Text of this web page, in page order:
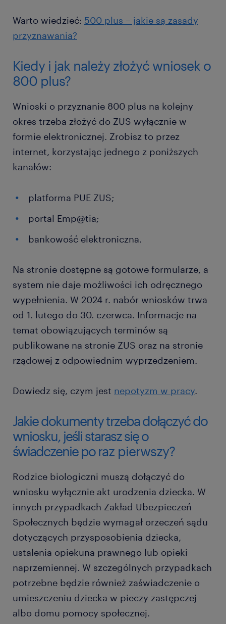
Warto wiedzieć: 500 plus – jakie są zasady
przyznawania?
Kiedy i jak należy złożyć wniosek o
800 plus?
Wnioski o przyznanie 800 plus na kolejny
okres trzeba złożyć do ZUS wyłącznie w
formie elektronicznej. Zrobisz to przez
internet, korzystając jednego z poniższych
kanałów:
platforma PUE ZUS;
portal Emp@tia;
bankowość elektroniczna.
Na stronie dostępne są gotowe formularze, a
system nie daje możliwości ich odręcznego
wypełnienia. W 2024 r. nabór wniosków trwa
od 1. lutego do 30. czerwca. Informacje na
temat obowiązujących terminów są
publikowane na stronie ZUS oraz na stronie
rządowej z odpowiednim wyprzedzeniem.
Dowiedz się, czym jest nepotyzm w pracy.
Jakie dokumenty trzeba dołączyć do
wniosku, jeśli starasz się o
świadczenie po raz pierwszy?
Rodzice biologiczni muszą dołączyć do
wniosku wyłącznie akt urodzenia dziecka. W
innych przypadkach Zakład Ubezpieczeń
Społecznych będzie wymagał orzeczeń sądu
dotyczących przysposobienia dziecka,
ustalenia opiekuna prawnego lub opieki
naprzemiennej. W szczególnych przypadkach
potrzebne będzie również zaświadczenie o
umieszczeniu dziecka w pieczy zastępczej
albo domu pomocy społecznej.